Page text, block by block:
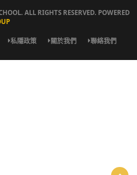
ALL RIGHTS RESERVED. POWERED
私隱政策 關於我們 聯絡我們